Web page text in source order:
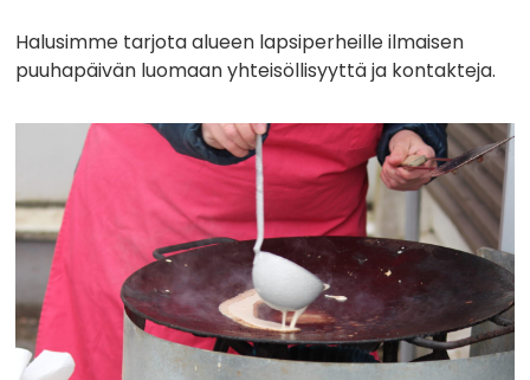
Halusimme tarjota alueen lapsiperheille ilmaisen
puuhapäivän luomaan yhteisöllisyyttä ja kontakteja.